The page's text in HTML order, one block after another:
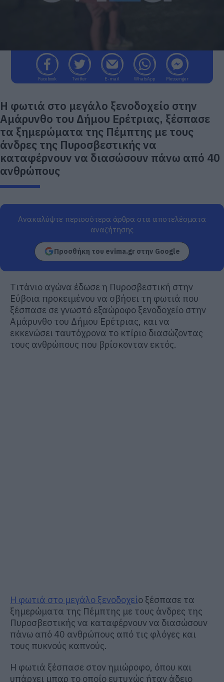
Facebook Twitter E-mail WhatsApp Messenger
Η φωτιά στο μεγάλο ξενοδοχείο στην
Αμάρυνθο του Δήμου Ερέτριας, ξέσπασε
τα ξημερώματα της Πέμπτης με τους
άνδρες της Πυροσβεστικής να
καταφέρνουν να διασώσουν πάνω από 40
ανθρώπους
Ανακαλύψτε περισσότερα άρθρα στα αποτελέσματα
αναζήτησης
Προσθήκη του evima.gr στην Google
Tιτάνιο αγώνα έδωσε η Πυροσβεστική στην
Εύβοια προκειμένου να σβήσει τη φωτιά που
ξέσπασε σε γνωστό εξαώροφο ξενοδοχείο στην
Αμάρυνθο του Δήμου Ερέτριας, και να
εκκενώσει ταυτόχρονα το κτίριο διασώζοντας
τους ανθρώπους που βρίσκονταν εκτός.
Η φωτιά στο μεγάλο ξενοδοχείο ξέσπασε τα
ξημερώματα της Πέμπτης με τους άνδρες της
Πυροσβεστικής να καταφέρνουν να διασώσουν
πάνω από 40 ανθρώπους από τις φλόγες και
τους πυκνούς καπνούς.
Η φωτιά ξέσπασε στον ημιώροφο, όπου και
υπάρχει μπαρ το οποίο ευτυχώς ήταν άδειο